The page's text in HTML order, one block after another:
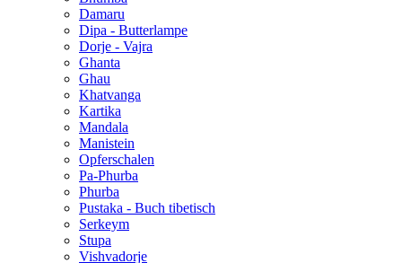
Damaru
Dipa - Butterlampe
Dorje - Vajra
Ghanta
Ghau
Khatvanga
Kartika
Mandala
Manistein
Opferschalen
Pa-Phurba
Phurba
Pustaka - Buch tibetisch
Serkeym
Stupa
Vishvadorje